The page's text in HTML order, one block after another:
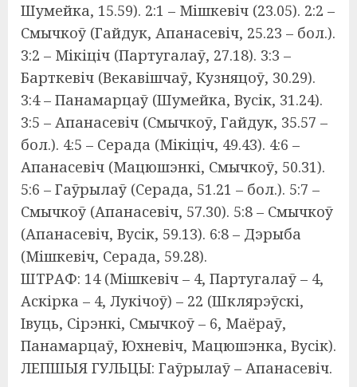
Шумейка, 15.59). 2:1 – Мішкевіч (23.05). 2:2 –
Смычкоў (Гайдук, Апанасевіч, 25.23 – бол.).
3:2 – Мікіціч (Партугалаў, 27.18). 3:3 –
Барткевіч (Векавішчаў, Кузняцоў, 30.29).
3:4 – Панамарцаў (Шумейка, Вусік, 31.24).
3:5 – Апанасевіч (Смычкоў, Гайдук, 35.57 –
бол.). 4:5 – Серада (Мікіціч, 49.43). 4:6 –
Апанасевіч (Мацюшэнкі, Смычкоў, 50.31).
5:6 – Гаўрылаў (Серада, 51.21 – бол.). 5:7 –
Смычкоў (Апанасевіч, 57.30). 5:8 – Смычкоў
(Апанасевіч, Вусік, 59.13). 6:8 – Дэрыба
(Мішкевіч, Серада, 59.28).
ШТРАФ: 14 (Мішкевіч – 4, Партугалаў – 4,
Аскірка – 4, Лукічоў) – 22 (Шклярэўскі,
Івуць, Сірэнкі, Смычкоў – 6, Маёраў,
Панамарцаў, Юхневіч, Мацюшэнка, Вусік).
ЛЕПШЫЯ ГУЛЬЦЫ: Гаўрылаў – Апанасевіч.